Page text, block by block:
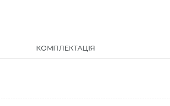
КОМПЛЕКТАЦІЯ